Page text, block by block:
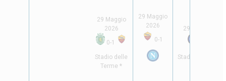
29 Maggio
2026
0-1
Stadio delle
Terme *
29 Maggio
Stadio delle
29 Maggio
2026
0-1